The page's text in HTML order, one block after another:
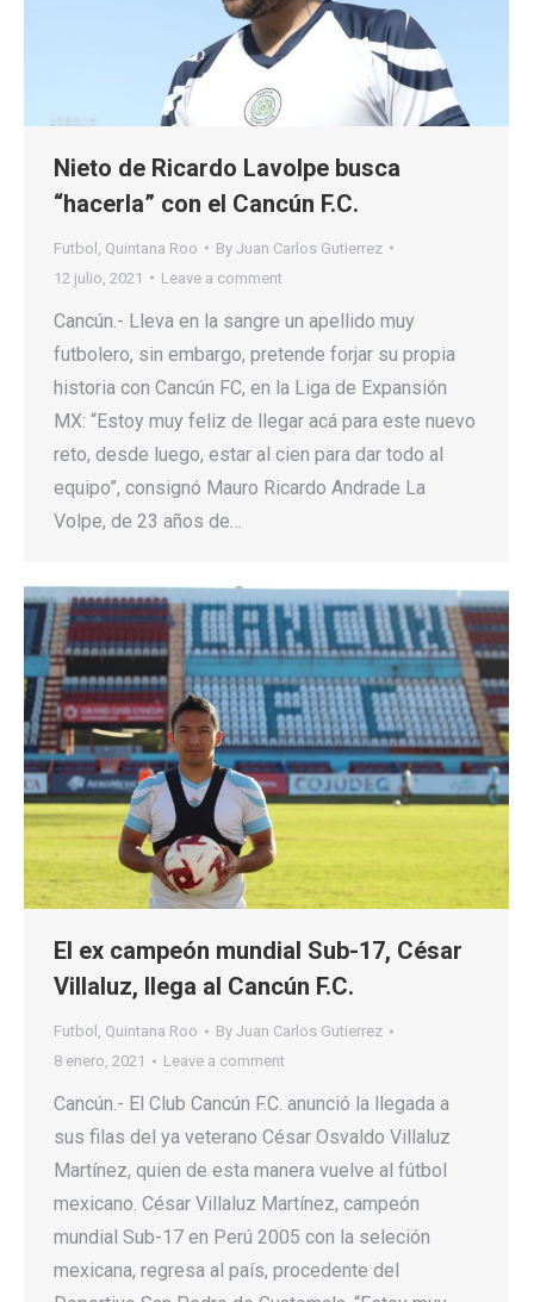
Nieto de Ricardo Lavolpe busca
“hacerla” con el Cancún F.C.
Futbol Quintana Roo By Juan Carlos Gutierrez
12 julio, 2021
Leave a comment
Cancún.- Lleva en la sangre un apellido muy
futbolero, sin embargo, pretende forjar su propia
historia con Cancún FC, en la Liga de Expansión
MX: “Estoy muy feliz de llegar acá para este nuevo
reto, desde luego, estar al cien para dar todo al
equipo”, consignó Mauro Ricardo Andrade La
Volpe, de 23 años de…
El ex campeón mundial Sub-17, César
Villaluz, llega al Cancún F.C.
Futbol , Quintana Roo By Juan Carlos Gutierrez
8 enero, 2021
Leave a comment
Cancún.- El Club Cancún F.C. anunció la llegada a
sus filas del ya veterano César Osvaldo Villaluz
Martínez, quien de esta manera vuelve al fútbol
mexicano. César Villaluz Martínez, campeón
mundial Sub-17 en Perú 2005 con la seleción
mexicana, regresa al país, procedente del